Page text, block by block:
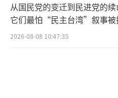
从国民党的变迁到民进党的续
它们最怕“民主台湾”叙事被
2026-08-08 10:47:35